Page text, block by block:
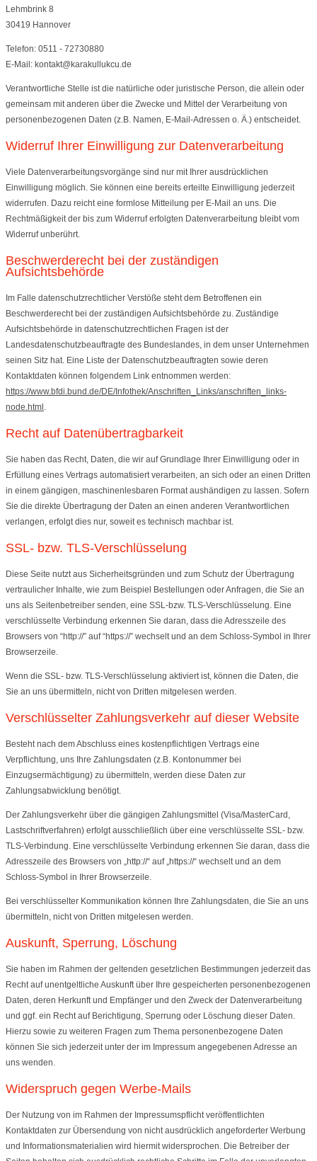
Lehmbrink 8
30419 Hannover
Telefon: 0511 - 72730880
E-Mail: kontakt@karakullukcu.de
Verantwortliche Stelle ist die natürliche oder juristische Person, die allein oder
gemeinsam mit anderen über die Zwecke und Mittel der Verarbeitung von
personenbezogenen Daten (z.B. Namen, E-Mail-Adressen o. Ä.) entscheidet.
Widerruf Ihrer Einwilligung zur Datenverarbeitung
Viele Datenverarbeitungsvorgänge sind nur mit Ihrer ausdrücklichen
Einwilligung möglich. Sie können eine bereits erteilte Einwilligung jederzeit
widerrufen. Dazu reicht eine formlose Mitteilung per E-Mail an uns. Die
Rechtmäßigkeit der bis zum Widerruf erfolgten Datenverarbeitung bleibt vom
Widerruf unberührt.
Beschwerderecht bei der zuständigen
Aufsichtsbehörde
Im Falle datenschutzrechtlicher Verstöße steht dem Betroffenen ein
Beschwerderecht bei der zuständigen Aufsichtsbehörde zu. Zuständige
Aufsichtsbehörde in datenschutzrechtlichen Fragen ist der
Landesdatenschutzbeauftragte des Bundeslandes, in dem unser Unternehmen
seinen Sitz hat. Eine Liste der Datenschutzbeauftragten sowie deren
Kontaktdaten können folgendem Link entnommen werden:
https://www.bfdi.bund.de/DE/Infothek/Anschriften_Links/anschriften_links-
node.html .
Recht auf Datenübertragbarkeit
Sie haben das Recht, Daten, die wir auf Grundlage Ihrer Einwilligung oder in
Erfüllung eines Vertrags automatisiert verarbeiten, an sich oder an einen Dritten
in einem gängigen, maschinenlesbaren Format aushändigen zu lassen. Sofern
Sie die direkte Übertragung der Daten an einen anderen Verantwortlichen
verlangen, erfolgt dies nur, soweit es technisch machbar ist.
SSL- bzw. TLS-Verschlüsselung
Diese Seite nutzt aus Sicherheitsgründen und zum Schutz der Übertragung
vertraulicher Inhalte, wie zum Beispiel Bestellungen oder Anfragen, die Sie an
uns als Seitenbetreiber senden, eine SSL-bzw. TLS-Verschlüsselung. Eine
verschlüsselte Verbindung erkennen Sie daran, dass die Adresszeile des
Browsers von “http://” auf “https://” wechselt und an dem Schloss-Symbol in Ihrer
Browserzeile.
Wenn die SSL- bzw. TLS-Verschlüsselung aktiviert ist, können die Daten, die
Sie an uns übermitteln, nicht von Dritten mitgelesen werden.
Verschlüsselter Zahlungsverkehr auf dieser Website
Besteht nach dem Abschluss eines kostenpflichtigen Vertrags eine
Verpflichtung, uns Ihre Zahlungsdaten (z.B. Kontonummer bei
Einzugsermächtigung) zu übermitteln, werden diese Daten zur
Zahlungsabwicklung benötigt.
Der Zahlungsverkehr über die gängigen Zahlungsmittel (Visa/MasterCard,
Lastschriftverfahren) erfolgt ausschließlich über eine verschlüsselte SSL- bzw.
TLS-Verbindung. Eine verschlüsselte Verbindung erkennen Sie daran, dass die
Adresszeile des Browsers von „http://“ auf „https://“ wechselt und an dem
Schloss-Symbol in Ihrer Browserzeile.
Bei verschlüsselter Kommunikation können Ihre Zahlungsdaten, die Sie an uns
übermitteln, nicht von Dritten mitgelesen werden.
Auskunft, Sperrung, Löschung
Sie haben im Rahmen der geltenden gesetzlichen Bestimmungen jederzeit das
Recht auf unentgeltliche Auskunft über Ihre gespeicherten personenbezogenen
Daten, deren Herkunft und Empfänger und den Zweck der Datenverarbeitung
und ggf. ein Recht auf Berichtigung, Sperrung oder Löschung dieser Daten.
Hierzu sowie zu weiteren Fragen zum Thema personenbezogene Daten
können Sie sich jederzeit unter der im Impressum angegebenen Adresse an
uns wenden.
Widerspruch gegen Werbe-Mails
Der Nutzung von im Rahmen der Impressumspflicht veröffentlichten
Kontaktdaten zur Übersendung von nicht ausdrücklich angeforderter Werbung
und Informationsmaterialien wird hiermit widersprochen. Die Betreiber der